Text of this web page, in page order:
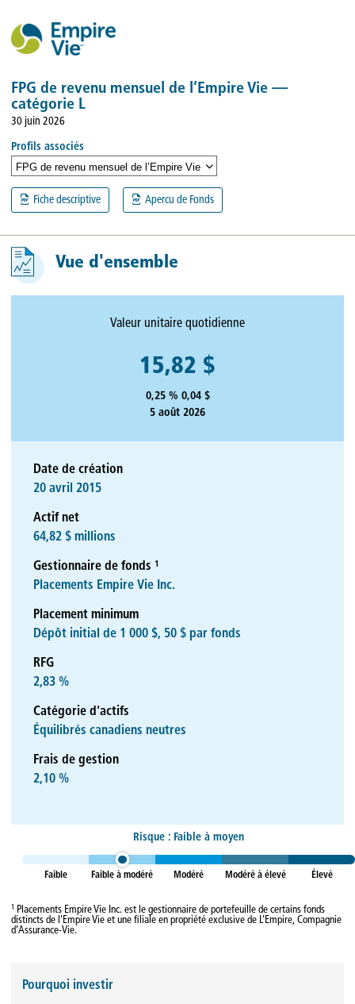
FPG de revenu mensuel de l’Empire Vie —
catégorie L
30 juin 2026
Profils associés
FPG de revenu mensuel de l’Empire Vie — catégorie L
Fiche descriptive Apercu de Fonds
Vue d'ensemble
Valeur unitaire quotidienne
15,82 $
0,25 % 0,04 $
5 août 2026
Date de création
20 avril 2015
Actif net
64,82 $ millions
Gestionnaire de fonds 1
Placements Empire Vie Inc.
Placement minimum
Dépôt initial de 1 000 $, 50 $ par fonds
RFG
2,83 %
Catégorie d'actifs
Équilibrés canadiens neutres
Frais de gestion
2,10 %
Risque : Faible à moyen
Faible Faible à modéré Modéré Modéré à élevé Élevé
1
Placements Empire Vie Inc. est le gestionnaire de portefeuille de certains fonds
distincts de l’Empire Vie et une filiale en propriété exclusive de L’Empire, Compagnie
d’Assurance-Vie.
Pourquoi investir